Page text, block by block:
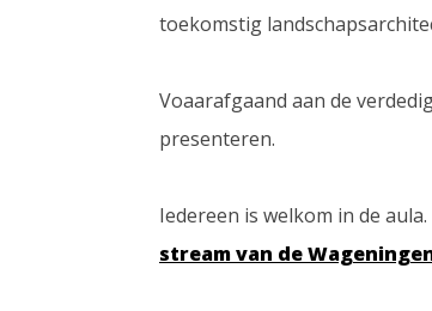
toekomstig
Voaarafgaand aan de
presenteren.
Iedereen is welkom in de
stream van de